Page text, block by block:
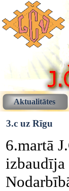
Aktualitātes
3.c uz Rīgu
6.martā
izbaudīja